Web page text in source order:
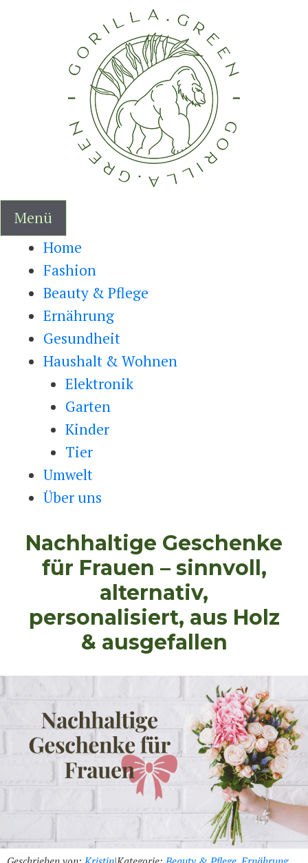
Menü
Home
Fashion
Beauty & Pflege
Ernährung
Gesundheit
Haushalt & Wohnen
Elektronik
Garten
Kinder
Tier
Umwelt
Über uns
Nachhaltige Geschenke
für Frauen – sinnvoll,
alternativ,
personalisiert, aus Holz
& ausgefallen